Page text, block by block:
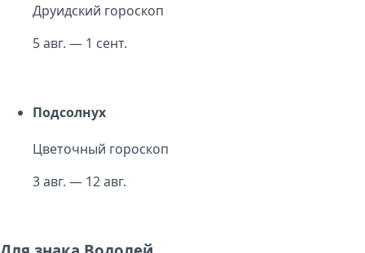
Друидский гороскоп
5 авг. — 1 сент.
Подсолнух
Цветочный гороскоп
3 авг. — 12 авг.